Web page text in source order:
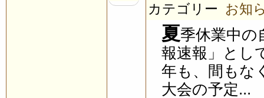
カテゴリー お知
夏季休業中の
報速報」とし
年も、間もな
大会の予定...